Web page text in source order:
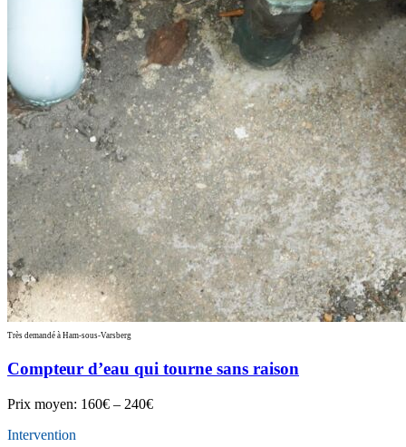
Très demandé à Ham-sous-Varsberg
Compteur d’eau qui tourne sans raison
Prix moyen: 160€ – 240€
Intervention